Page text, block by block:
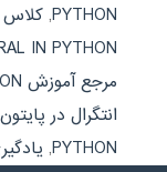
PYTHON
, کلاس
IN PYTHON
مرجع آموزش INTEGRAL IN PYTHON
انتگرال در پایتون
PYTHON
,